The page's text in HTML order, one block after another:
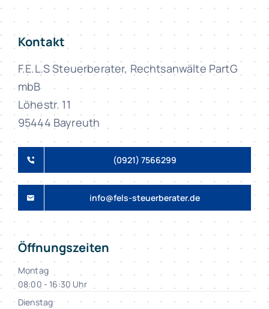
Kontakt
F.E.L.S Steuerberater, Rechtsanwälte PartG
mbB
Löhestr. 11
95444 Bayreuth
(0921) 7566299
info@fels-steuerberater.de
Öffnungszeiten
Montag
08:00 - 16:30 Uhr
Dienstag